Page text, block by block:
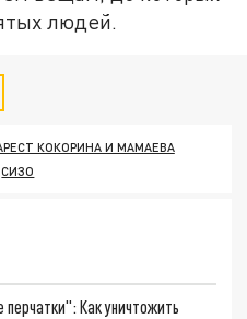
людей.
КОКОРИНА И МАМАЕВА
СИЗО
Как уничтожить